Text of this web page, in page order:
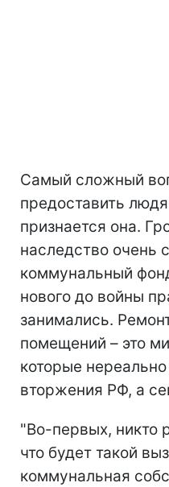
Самый сложный
предоставить
признается она.
наследство очень
коммунальный
нового до войны
занимались.
помещений – это
которые
вторжения РФ, а
"Во-первых, никто
что будет такой
коммунальная